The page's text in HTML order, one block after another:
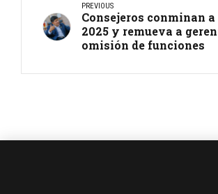
PREVIOUS
Consejeros conminan
2025 y remueva a
omisión de funciones